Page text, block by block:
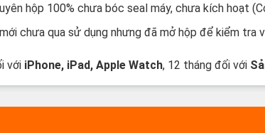
hộp 100% chưa bóc seal máy, chưa kích hoạt
chưa qua sử dụng nhưng đã mở hộp để kiểm tra
với iPhone, iPad, Apple Watch, 12 tháng đối với